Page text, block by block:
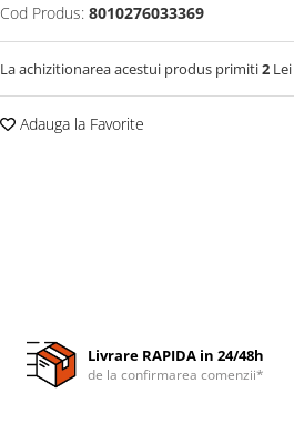
Cod Produs: 8010276033369
La achizitionarea acestui produs primiti2
Adauga la Favorite
Livrare RAPIDA in 24/48h
de la confirmarea comenzii*